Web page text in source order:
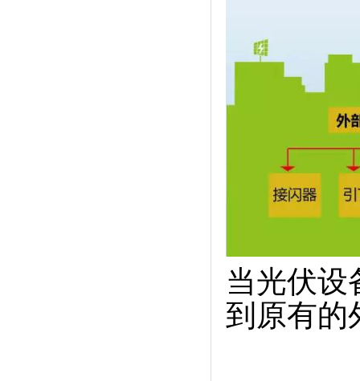
当光伏设
到原有的